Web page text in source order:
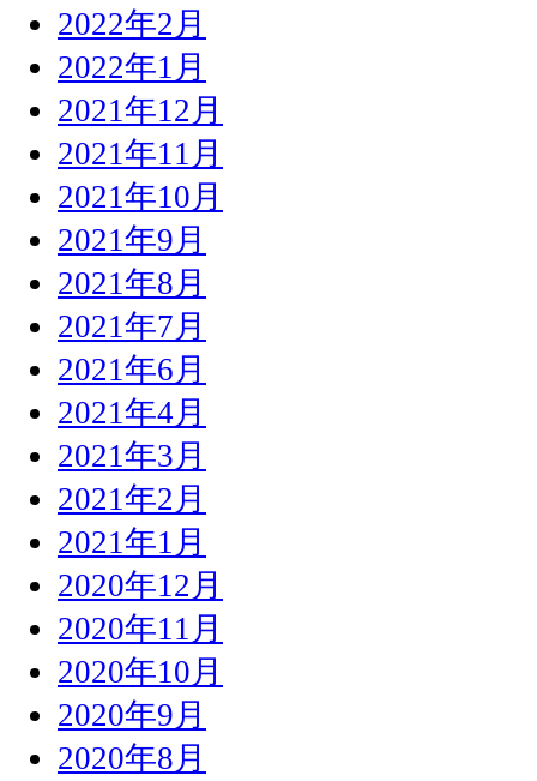
2022年2月
2022年1月
2021年12月
2021年11月
2021年10月
2021年9月
2021年8月
2021年7月
2021年6月
2021年4月
2021年3月
2021年2月
2021年1月
2020年12月
2020年11月
2020年10月
2020年9月
2020年8月